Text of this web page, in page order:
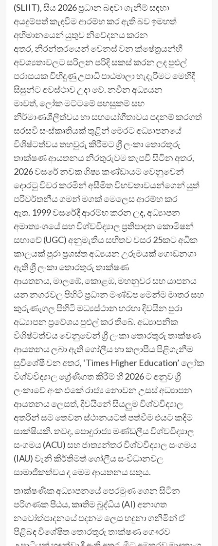
(SLIIT), සිය 2026 ප්‍රධාන බඳවා ගැනීම් සඳහා
අයදුම්පත් කැඳවීම ආරම්භ කර ඇති බව ඉමහත්
අභිමානයෙන් යුතුව නිවේදනය කරන
අතර, නිරන්තරයෙන් වෙනස් වන ක්ෂේත්‍රයන්හී
අවශ්‍යතාවලට සරිලන පරිදි සකස් කරන ලද පුළුල්
පරාසයක විහිදුණු උපාධි පාඨමාලා හැදෑරීමට මෙහිදී
සිසුන්ට අවස්ථාව උදා වේ. නවීන අධ්‍යයන
මාවත්, ලෝක මට්ටමේ පහසුකම් සහ
නිර්මාණශීලීත්වය හා සහයෝගීතාවය පදනම් කරගත්
සරසවි සංස්කෘතියක් තුළින් මෙරට අධ්‍යාපනයේ
විශිෂ්ටත්වය තහවුරු කිරීමට ශ්‍රී ලංකා තොරතුරු
තාක්ෂණ ආයතනය නිරතුරුවම කැපවී සිටින අතර,
2026 වසරේ නවක ශිෂ්‍ය කණ්ඩායම වෙනුවෙන්
දොරටු විවර කරමින් අසීමිත විභවතාවයන්ගෙන් යුත්
පරිවර්තනීය ගමන් මගක් මෙලෙස ආරම්භ කර
ඇත. 1999 වසරේදී ආරම්භ කරන ලද, අධ්‍යාපන
අමාත්‍යංශයේ සහ විශ්වවිද්‍යාල ප්‍රතිපාදන කොමිෂන්
සභාවේ (UGC) අනුමැතිය සහිතව වසර 25කට අධික
කාලයක් පුරා ප්‍රශස්ත අධ්‍යයන උරුමයක් ගොඩනගා
ඇති ශ්‍රී ලංකා තොරතුරු තාක්ෂණ
ආයතනය, මාලඹේ, කොළඹ, මහනුවර සහ යාපනය
යන නගරවල පිහිටි ප්‍රධාන මණ්ඩප මෙන්ම මාතර සහ
කුරුණෑගල පිහිටි මධ්‍යස්ථාන හරහා දිවයින පුරා
අධ්‍යාපන ප්‍රවේශය පුළුල් කර තිබේ. අධ්‍යාපනික
විශිෂ්ටත්වය වෙනුවෙන් ශ්‍රී ලංකා තොරතුරු තාක්ෂණ
ආයතනය ලබා ඇති ගෝලීය හා කලාපීය පිළිගැනීම
සුවිශේෂී වන අතර, ‘Times Higher Education’ ලෝක
විශ්වවිද්‍යාල ශ්‍රේණිගත කිරීම් හී 2026 ට අනුව ශ්‍රී
ලංකාවේ අංක එකේ රාජ්‍ය නොවන උසස් අධ්‍යාපන
ආයතනය ලෙසත්, දිවයිනේ සියලුම විශ්වවිද්‍යාල
අතරින් සම තෙවන ස්ථානයටත් පත්වීම එයට කදිම
සාක්ෂියකි. තවද, පොදුරාජ්‍ය මණ්ඩලීය විශ්වවිද්‍යාල
සංගමය (ACU) සහ ජාත්‍යන්තර විශ්වවිද්‍යාල සංගමය
(IAU) වැනි කීර්තිමත් ගෝලීය සංවිධානවල
සාමාජිකත්වය ද මෙම ආයතනය සතුය.
තාක්ෂණික අධ්‍යාපනයේ පෙරමුණ ගෙන සිටින
පරිගණක පීඨය, කෘතිම බුද්ධිය (AI) අනාගත
නවෝත්පාදනයේ පදනම ලෙස හඳුනා ගනිමින් ඒ
පිළිබඳ විශේෂිත තොරතුරු තාක්ෂණ ගෞරව